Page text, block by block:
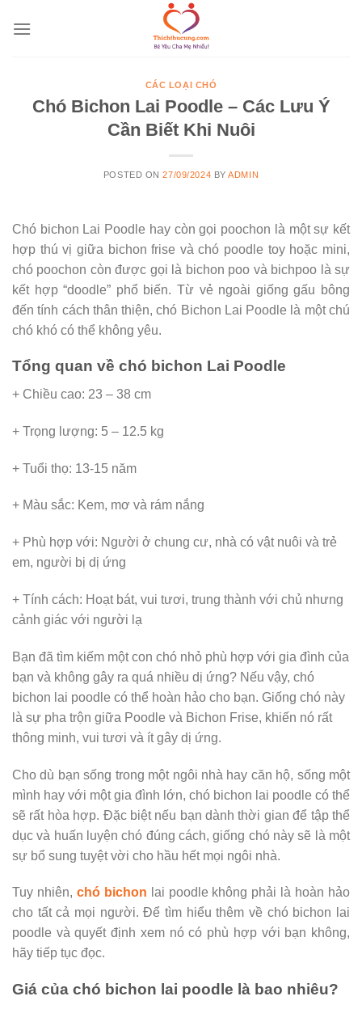
CÁC LOẠI CHÓ
Chó Bichon Lai Poodle – Các Lưu Ý
Cần Biết Khi Nuôi
POSTED ON27/09/2024 BYADMIN
Chó bichon Lai Poodle hay còn gọi poochon là một sự kết
hợp thú vị giữa bichon frise và chó poodle toy hoặc mini,
chó poochon còn được gọi là bichon poo và bichpoo là sự
kết hợp “doodle” phổ biến. Từ vẻ ngoài giống gấu bông
đến tính cách thân thiện, chó Bichon Lai Poodle là một chú
chó khó có thể không yêu.
Tổng quan về chó bichon Lai Poodle
+ Chiều cao: 23 – 38 cm
+ Trọng lượng: 5 – 12.5 kg
+ Tuổi thọ: 13-15 năm
+ Màu sắc: Kem, mơ và rám nắng
+ Phù hợp với: Người ở chung cư, nhà có vật nuôi và trẻ
em, người bị dị ứng
+ Tính cách: Hoạt bát, vui tươi, trung thành với chủ nhưng
cảnh giác với người lạ
Bạn đã tìm kiếm một con chó nhỏ phù hợp với gia đình của
bạn và không gây ra quá nhiều dị ứng? Nếu vậy, chó
bichon lai poodle có thể hoàn hảo cho bạn. Giống chó này
là sự pha trộn giữa Poodle và Bichon Frise, khiến nó rất
thông minh, vui tươi và ít gây dị ứng.
Cho dù bạn sống trong một ngôi nhà hay căn hộ, sống một
mình hay với một gia đình lớn, chó bichon lai poodle có thể
sẽ rất hòa hợp. Đặc biệt nếu bạn dành thời gian để tập thể
dục và huấn luyện chó đúng cách, giống chó này sẽ là một
sự bổ sung tuyệt vời cho hầu hết mọi ngôi nhà.
Tuy nhiên, chó bichon lai poodle không phải là hoàn hảo
cho tất cả mọi người. Để tìm hiểu thêm về chó bichon lai
poodle và quyết định xem nó có phù hợp với bạn không,
hãy tiếp tục đọc.
Giá của chó bichon lai poodle là bao nhiêu?